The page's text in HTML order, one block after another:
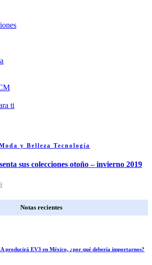
ti
y Belleza Tecnología
sus colecciones otoño – invierno 2019
Notas recientes
producirá EV3 en México, ¿por qué debería importarnos?